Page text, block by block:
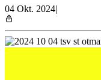
04 Okt. 2024|